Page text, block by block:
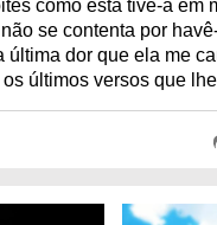
como esta tive-a em
se contenta por
última dor que ela me
últimos versos que